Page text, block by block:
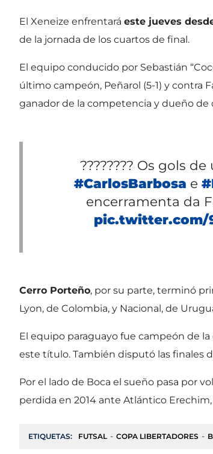
El Xeneize enfrentará este jueves
de la jornada de los cuartos de final.
El equipo conducido por Sebastián
último campeón, Peñarol (5-1) y contra
ganador de la competencia y dueño de
???????? Os gols
#CarlosBarbosa e
encerramenta da
pic.twitter.com/
Cerro Porteño, por su parte, terminó
Lyon, de Colombia, y Nacional, de
El equipo paraguayo fue campeón de
este título. También disputó las finales
Por el lado de Boca el sueño pasa por
perdida en 2014 ante Atlántico Erechim,
ETIQUETAS: FUTSAL COPA LIBERTADORES